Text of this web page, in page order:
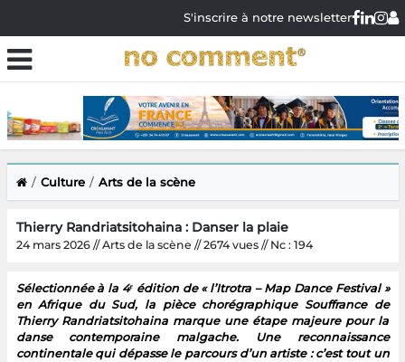
S'inscrire à notre newsletter
Culture Arts de la scène
Thierry Randriatsitohaina : Danser la plaie
24 mars 2026 // Arts de la scène // 2674 vues // Nc : 194
Sélectionnée à la 4ᵉ édition de « l’Itrotra – Map Dance Festival »
en Afrique du Sud, la pièce chorégraphique Souffrance de
Thierry Randriatsitohaina marque une étape majeure pour la
danse contemporaine malgache. Une reconnaissance
continentale qui dépasse le parcours d’un artiste : c’est tout un